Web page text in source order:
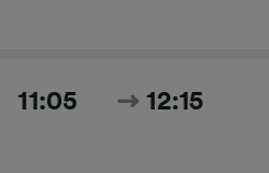
11:05 12:15